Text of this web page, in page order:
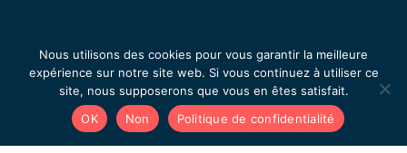
Prenons rendez-vous
Nous utilisons des cookies pour vous garantir la meilleure
expérience sur notre site web. Si vous continuez à utiliser ce
site, nous supposerons que vous en êtes satisfait.
OK
Non Politique de confidentialité